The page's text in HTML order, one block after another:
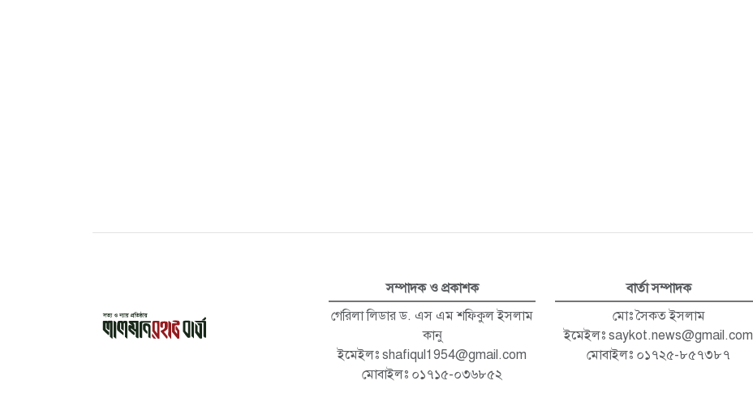
সম্পাদক ও প্রকাশক
গেরিলা লিডার ড. এস এম শফিকুল ইসলাম
কানু
ইমেইলঃ shafiqul1954@gmail.com
মোবাইলঃ ০১৭১৫-০৩৬৮৫২
বার্তা সম্পাদক
মোঃ সৈকত ইসলাম
ইমেইলঃ saykot.news@gmail.com
মোবাইলঃ ০১৭২৫-৮৫৭৩৮৭